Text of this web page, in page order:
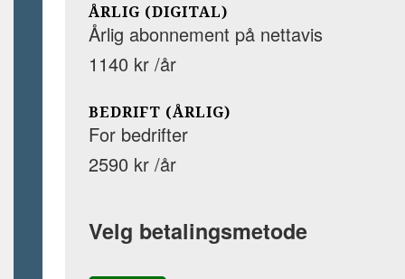
ÅRLIG (DIGITAL)
Årlig abonnement på nettavis
1140 kr /år
BEDRIFT (ÅRLIG)
For bedrifter
2590 kr /år
Velg betalingsmetode